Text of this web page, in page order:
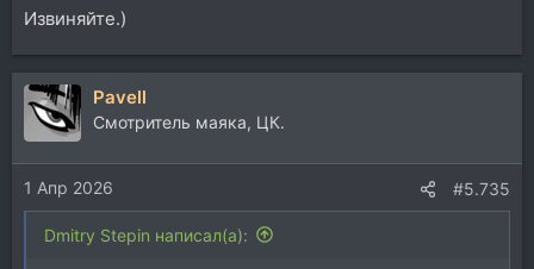
Извиняйте.)
Pavell
Смотритель маяка, ЦК.
1 Апр 2026 #5.735
Dmitry Stepin написал(а):